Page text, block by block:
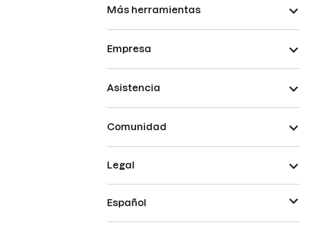
Más herramientas
Empresa
Asistencia
Comunidad
Legal
Español